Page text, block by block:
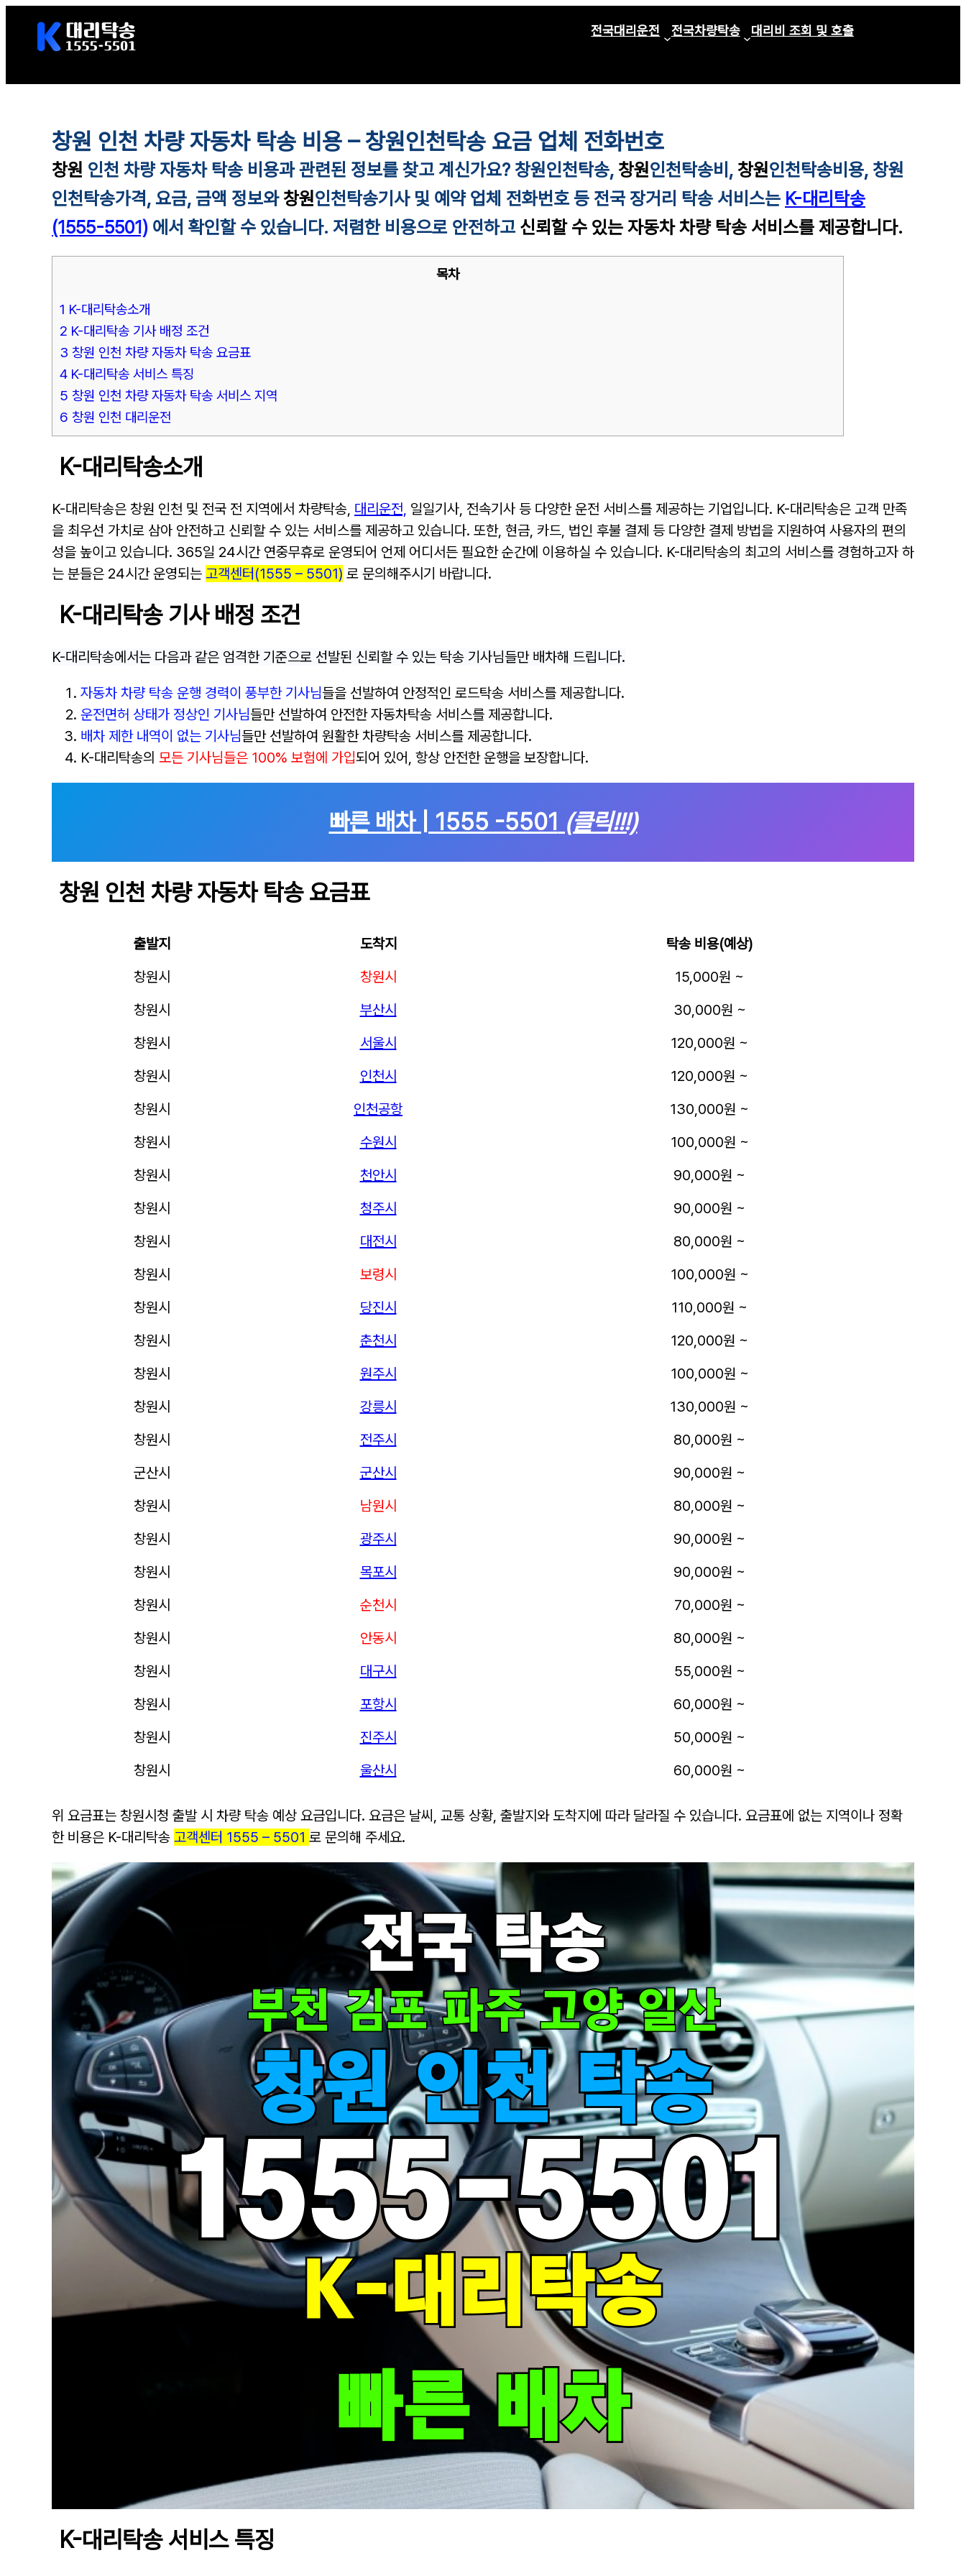
로
전국대리운전 전국차량탁송 대리비 조회 및 호출
창원 인천 차량 자동차 탁송 비용 – 창원인천탁송 요금 업체 전화번호
창원 인천 차량 자동차 탁송 비용과 관련된 정보를 찾고 계신가요? 창원인천탁송, 창원인천탁송비, 창원인천탁송비용, 창원
인천탁송가격, 요금, 금액 정보와 창원인천탁송기사 및 예약 업체 전화번호 등 전국 장거리 탁송 서비스는 K-대리탁송
(1555-5501) 에서 확인할 수 있습니다. 저렴한 비용으로 안전하고 신뢰할 수 있는 자동차 차량 탁송 서비스를 제공합니다.
목차
1 K-대리탁송소개
2 K-대리탁송 기사 배정 조건
3 창원 인천 차량 자동차 탁송 요금표
4 K-대리탁송 서비스 특징
5 창원 인천 차량 자동차 탁송 서비스 지역
6 창원 인천 대리운전
K-대리탁송소개
K-대리탁송은 창원 인천 및 전국 전 지역에서 차량탁송, 대리운전, 일일기사, 전속기사 등 다양한 운전 서비스를 제공하는 기업입니다. K-대리탁송은 고객 만족
을 최우선 가치로 삼아 안전하고 신뢰할 수 있는 서비스를 제공하고 있습니다. 또한, 현금, 카드, 법인 후불 결제 등 다양한 결제 방법을 지원하여 사용자의 편의
성을 높이고 있습니다. 365일 24시간 연중무휴로 운영되어 언제 어디서든 필요한 순간에 이용하실 수 있습니다. K-대리탁송의 최고의 서비스를 경험하고자 하
는 분들은 24시간 운영되는 고객센터(1555 – 5501) 로 문의해주시기 바랍니다.
K-대리탁송 기사 배정 조건
K-대리탁송에서는 다음과 같은 엄격한 기준으로 선발된 신뢰할 수 있는 탁송 기사님들만 배차해 드립니다.
자동차 차량 탁송 운행 경력이 풍부한 기사님들을 선발하여 안정적인 로드탁송 서비스를 제공합니다.
운전면허 상태가 정상인 기사님들만 선발하여 안전한 자동차탁송 서비스를 제공합니다.
배차 제한 내역이 없는 기사님들만 선발하여 원활한 차량탁송 서비스를 제공합니다.
K-대리탁송의 모든 기사님들은 100% 보험에 가입되어 있어, 항상 안전한 운행을 보장합니다.
빠른 배차 | 1555 -5501 (클릭!!!)
창원 인천 차량 자동차 탁송 요금표
출발지 도착지
탁송 비용(예상)
창원시
창원시
15,000원 ~
창원시
부산시
30,000원 ~
창원시
서울시
120,000원 ~
창원시
인천시
120,000원 ~
창원시
인천공항
130,000원 ~
창원시
수원시
100,000원 ~
창원시
천안시
90,000원 ~
창원시
청주시
90,000원 ~
창원시
대전시
80,000원 ~
창원시
보령시
100,000원 ~
창원시
당진시
110,000원 ~
창원시
춘천시
120,000원 ~
창원시
원주시
100,000원 ~
창원시
강릉시
130,000원 ~
창원시
전주시
80,000원 ~
군산시
군산시
90,000원 ~
창원시
남원시
80,000원 ~
창원시
광주시
90,000원 ~
창원시
목포시
90,000원 ~
창원시
순천시
70,000원 ~
창원시
안동시
80,000원 ~
창원시
대구시
55,000원 ~
창원시
포항시
60,000원 ~
창원시
진주시
50,000원 ~
창원시
울산시 60,000원 ~
위 요금표는 창원시청 출발 시 차량 탁송 예상 요금입니다. 요금은 날씨, 교통 상황, 출발지와 도착지에 따라 달라질 수 있습니다. 요금표에 없는 지역이나 정확
한 비용은 K-대리탁송 고객센터 1555 – 5501 로 문의해 주세요.
K-대리탁송 서비스 특징